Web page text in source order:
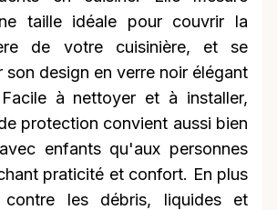
taille idéale pour couvrir la
de votre cuisinière, et se
son design en verre noir élégant
à nettoyer et à installer,
protection convient aussi bien
enfants qu'aux personnes
praticité et confort. En plus
les débris, liquides et